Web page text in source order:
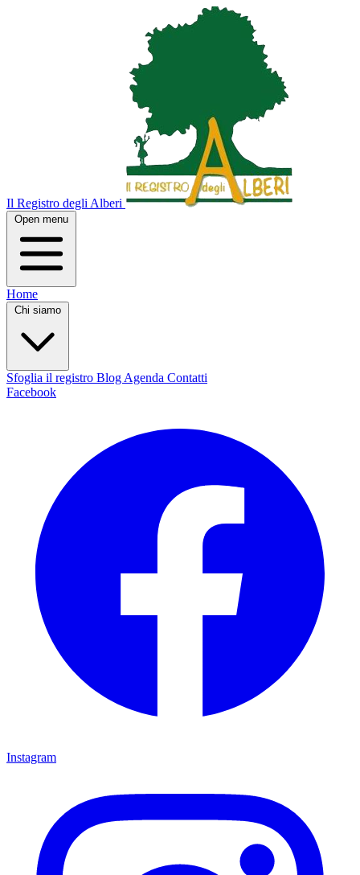
Il Registro degli Alberi
Open menu
Home
Chi siamo
Sfoglia il registro Blog Agenda Contatti
Facebook
Instagram